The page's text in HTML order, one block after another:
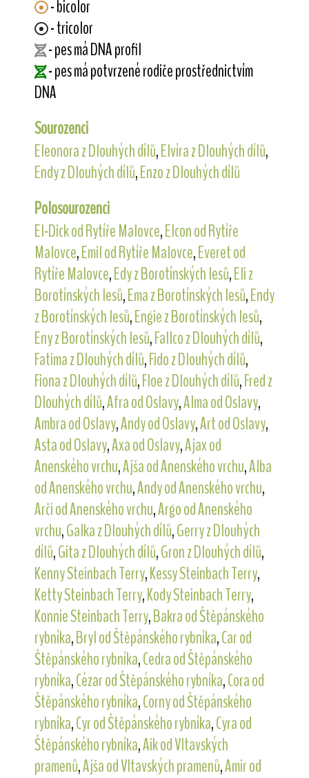
- bicolor
- tricolor
- pes má DNA profil
- pes má potvrzené rodiče prostřednictvím
DNA
Sourozenci
Eleonora z Dlouhých dílů,Elvíra z Dlouhých dílů,
Endy z Dlouhých dílů,Enzo z Dlouhých dílů
Polosourozenci
El-Dick od Rytíře Malovce,Elcon od Rytíře
Malovce,Emil od Rytíře Malovce,Everet od
Rytíře Malovce,Edy z Borotínských lesů,Eli z
Borotínských lesů,Ema z Borotínských lesů,Endy
z Borotínských lesů,Engie z Borotínských lesů,
Eny z Borotínských lesů,Fallco z Dlouhých dílů,
Fatima z Dlouhých dílů,Fido z Dlouhých dílů,
Fiona z Dlouhých dílů,Floe z Dlouhých dílů,Fred z
Dlouhých dílů,Afra od Oslavy,Alma od Oslavy,
Ambra od Oslavy,Andy od Oslavy,Art od Oslavy,
Asta od Oslavy,Axa od Oslavy,Ajax od
Anenského vrchu,Ajša od Anenského vrchu,Alba
od Anenského vrchu,Andy od Anenského vrchu,
Arči od Anenského vrchu,Argo od Anenského
vrchu,Galka z Dlouhých dílů,Gerry z Dlouhých
dílů,Gita z Dlouhých dílů,Gron z Dlouhých dílů,
Kenny Steinbach Terry,Kessy Steinbach Terry,
Ketty Steinbach Terry,Kody Steinbach Terry,
Konnie Steinbach Terry,Bakra od Štěpánského
rybníka,Bryl od Štěpánského rybníka,Car od
Štěpánského rybníka,Cedra od Štěpánského
rybníka,Cézar od Štěpánského rybníka,Cora od
Štěpánského rybníka,Corny od Štěpánského
rybníka,Cyr od Štěpánského rybníka,Cyra od
Štěpánského rybníka,Aik od Vltavských
pramenů,Ajša od Vltavských pramenů,Amir od